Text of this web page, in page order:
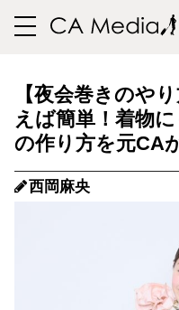
toggle
【夜会巻きのや
えば簡単！着物
の作り方を元CA
西岡麻央